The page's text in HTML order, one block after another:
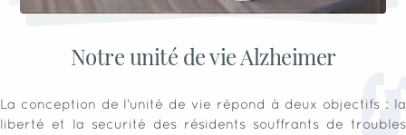
Notre unité de vie Alzheimer
La conception de l'unité de vie répond à deux objectifs : la
liberté et la securité des résidents souffrants de troubles